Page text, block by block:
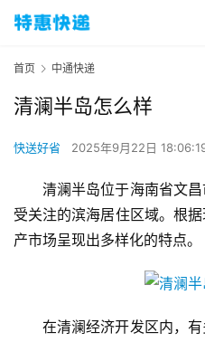
首页 中通快递
清澜半岛怎么样
快送好省 2025年9月22日
清澜半岛位于海南省文
受关注的滨海居住区域。根
产市场呈现出多样化的特点。
在清澜经济开发区内，